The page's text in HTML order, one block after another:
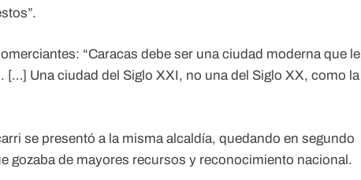
“Caracas debe ser una ciudad moderna que le
Una ciudad del Siglo XXI, no una del Siglo XX, como la
se presentó a la misma alcaldía, quedando en segundo
gozaba de mayores recursos y reconocimiento nacional.